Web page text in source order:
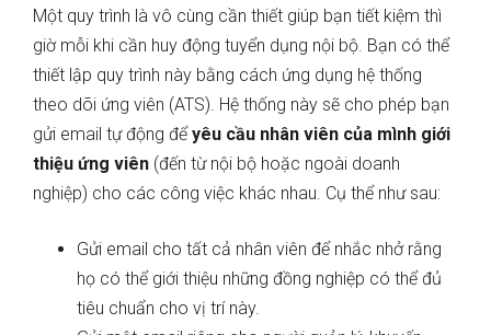
Một quy trình là vô cùng cần thiết giúp bạn tiết kiệm thì
giờ mỗi khi cần huy động tuyển dụng nội bộ. Bạn có thể
thiết lập quy trình này bằng cách ứng dụng hệ thống
theo dõi ứng viên (ATS). Hệ thống này sẽ cho phép bạn
gửi email tự động đểyêu cầu nhân viên của mình giới
thiệu ứng viên (đến từ nội bộ hoặc ngoài doanh
nghiệp) cho các công việc khác nhau. Cụ thể như sau:
Gửi email cho tất cả nhân viên để nhắc nhở rằng
họ có thể giới thiệu những đồng nghiệp có thể đủ
tiêu chuẩn cho vị trí này.